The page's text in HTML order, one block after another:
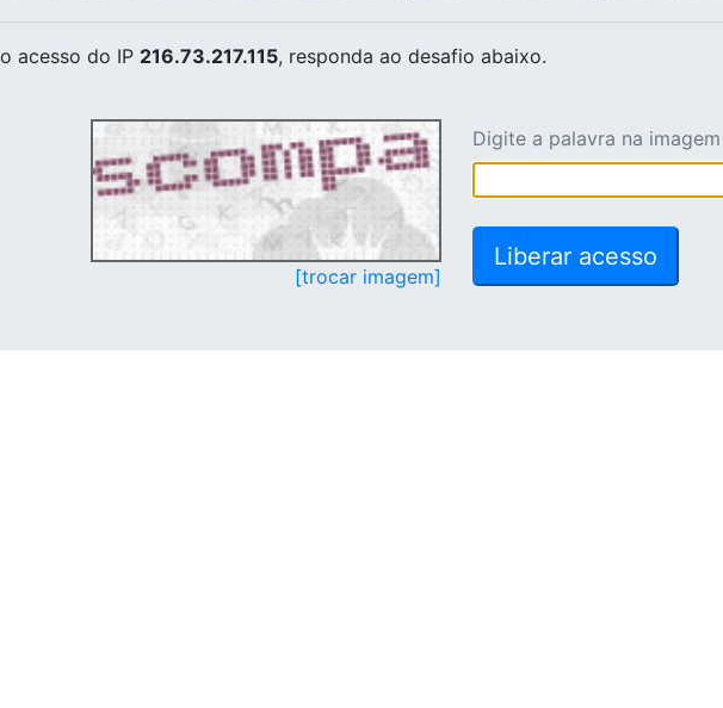
acesso do IP 216.73.217.115, responda ao desafio abaixo.
[trocar imagem]
Digite a palavra na